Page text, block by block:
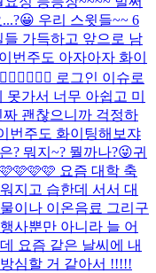
우리 스윗들~~ 6
가득하고 앞으로 남
번주도 아자아자 화이
로그인 이슈로
가서 너무 아쉽고 미
괜찮으니까 걱정하
번주도 화이팅해보쟈
? 뭐지~? 뭘까나?😜귀
요즘 대학 축
지고 습한데 서서 대
이나 이온음료 그리구
사뿐만 아니라 늘 어
요즘 같은 날씨에 내
심할 거 같아서 !!!!!